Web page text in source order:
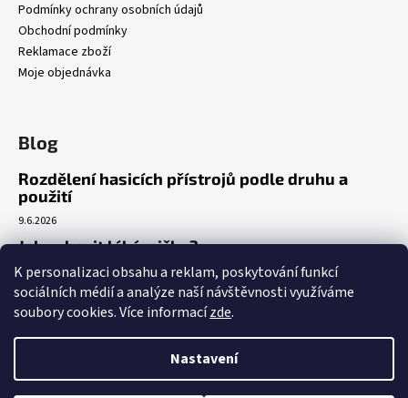
K personalizaci obsahu a reklam, poskytování funkcí
sociálních médií a analýze naší návštěvnosti využíváme
soubory cookies. Více informacízde.
Nastavení
Podmínky ochrany osobních údajů
Obchodní podmínky
Reklamace zboží
Moje objednávka
Blog
Rozdělení hasicích přístrojů podle druhu a
použití
9.6.2026
Jak vybavit lékárničku?
7.3.2026
Venkovní realizace umístění AED
5.3.2026